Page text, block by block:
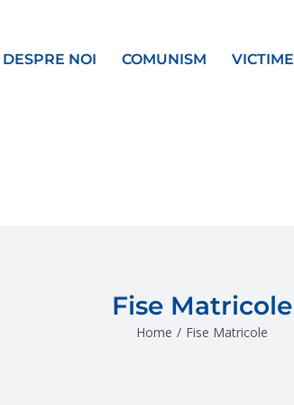
DESPRE NOI COMUNISM VICTIME
Fise Matricole
Home / Fise Matricole